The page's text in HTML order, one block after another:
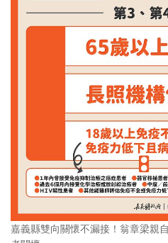
嘉義縣雙向關懷不漏接！翁章梁親